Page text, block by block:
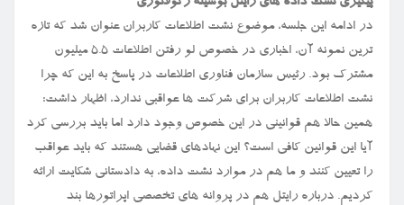
در ادامه این جلسه، موضوع نشت اطلاعات کاربران عنوان شد که تازه
ترین نمونه آن، اخباری در خصوص لو رفتن اطلاعات ۵.۵ میلیون
مشترک بود. رئیس سازمان فناوری اطلاعات در پاسخ به این که چرا
نشت اطلاعات کاربران برای شرکت ها عواقبی ندارد، اظهار داشت:
همین حالا هم قوانینی در این خصوص وجود دارد اما باید بررسی کرد
آیا این قوانین کافی است؟ این نهادهای قضایی هستند که باید عواقب
را تعیین کنند و ما هم در موارد نشت داده، به دادستانی شکایت ارائه
کردیم. درباره رایتل هم در پروانه های تخصصی اپراتورها بند